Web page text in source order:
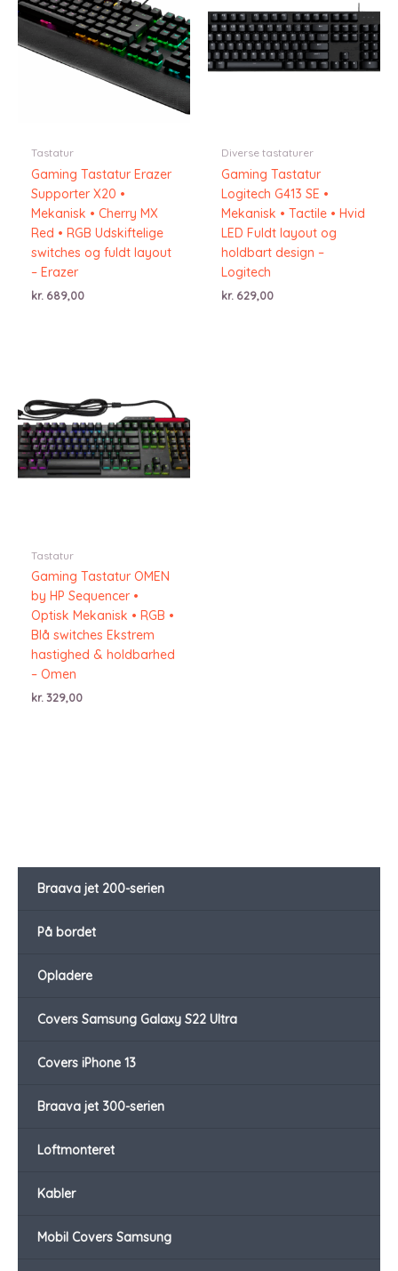
Braava jet 200-serien
På bordet
Opladere
Covers Samsung Galaxy S22 Ultra
Covers iPhone 13
Braava jet 300-serien
Loftmonteret
Kabler
Mobil Covers Samsung
Tastatur
Gaming Tastatur Erazer
Supporter X20 •
Mekanisk • Cherry MX
Red • RGB Udskiftelige
switches og fuldt layout
– Erazer
kr. 689,00
Diverse tastaturer
Gaming Tastatur
Logitech G413 SE •
Mekanisk • Tactile • Hvid
LED Fuldt layout og
holdbart design –
Logitech
kr. 629,00
Tastatur
Gaming Tastatur OMEN
by HP Sequencer •
Optisk Mekanisk • RGB •
Blå switches Ekstrem
hastighed & holdbarhed
– Omen
kr.329,00